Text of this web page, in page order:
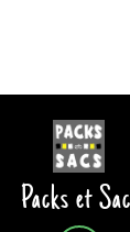
Packs et